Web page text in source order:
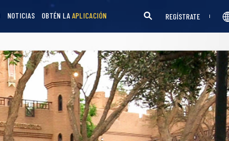
NOTICIAS OBTÉN LA APLICACIÓN REGÍSTRATE